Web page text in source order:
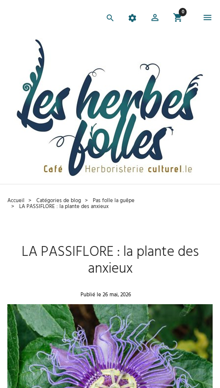
0
Accueil Catégories de blog​ Pas folle la guêpe
LA PASSIFLORE : la plante des anxieux
LA PASSIFLORE : la plante des
anxieux
Publié le 26 mai, 2026